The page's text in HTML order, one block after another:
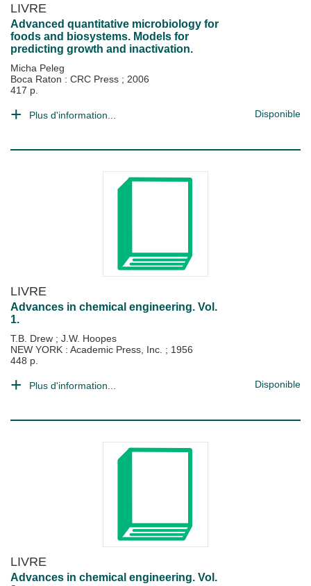
LIVRE
Advanced quantitative microbiology for
foods and biosystems. Models for
predicting growth and inactivation.
Micha Peleg
Boca Raton : CRC Press ; 2006
417 p.
Plus d'information... Disponible
LIVRE
Advances in chemical engineering. Vol.
1.
T.B. Drew ; J.W. Hoopes
NEW YORK : Academic Press, Inc. ; 1956
448 p.
Plus d'information... Disponible
LIVRE
Advances in chemical engineering. Vol.